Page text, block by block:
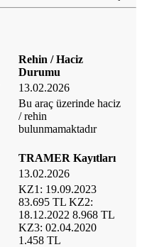
Rehin / Haciz
Durumu
13.02.2026
Bu araç üzerinde haciz
/ rehin
bulunmamaktadır
TRAMER Kayıtları
13.02.2026
KZ1: 19.09.2023
83.695 TL KZ2:
18.12.2022 8.968 TL
KZ3: 02.04.2020
1.458 TL